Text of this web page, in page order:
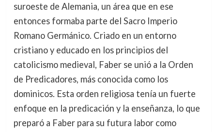
suroeste de Alemania, un área que en ese
entonces formaba parte del Sacro Imperio
Romano Germánico. Criado en un entorno
cristiano y educado en los principios del
catolicismo medieval, Faber se unió a la Orden
de Predicadores, más conocida como los
dominicos. Esta orden religiosa tenía un fuerte
enfoque en la predicación y la enseñanza, lo que
preparó a Faber para su futura labor como